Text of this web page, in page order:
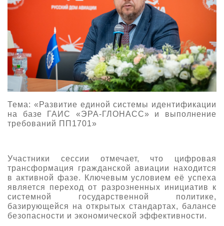
Тема: «Развитие единой системы идентификации
на базе ГАИС «ЭРА-ГЛОНАСС» и выполнение
требований ПП1701»
Участники сессии отмечает, что цифровая
трансформация гражданской авиации находится
в активной фазе. Ключевым условием её успеха
является переход от разрозненных инициатив к
системной государственной политике,
базирующейся на открытых стандартах, балансе
безопасности и экономической эффективности.